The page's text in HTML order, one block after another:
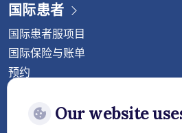
国际患者
国际患者服项目
国际保险与账单
预约
关注威它尼国际医院
Our website